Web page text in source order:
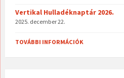
Vertikal Hulladéknaptár 2026.
2025. december 22.
TOVÁBBI INFORMÁCIÓK